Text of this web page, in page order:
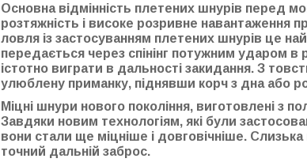
Основна відмінність плетених шнурів перед
розтяжність і високе розривне навантаження
ловля із застосуванням плетених шнурів це
передається через спінінг потужним ударом
істотно виграти в дальності закидання. З
улюблену приманку, піднявши корч з дна або
Міцні шнури нового покоління, виготовлені з
Завдяки новим технологіям, які були
вони стали ще міцніше і довговічніше. Слизька
точний дальній заброс.